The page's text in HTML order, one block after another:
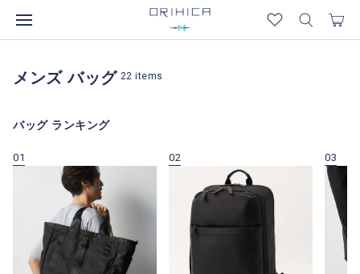
メンズ バッグ 22 items
バッグ ランキング
01 02 03